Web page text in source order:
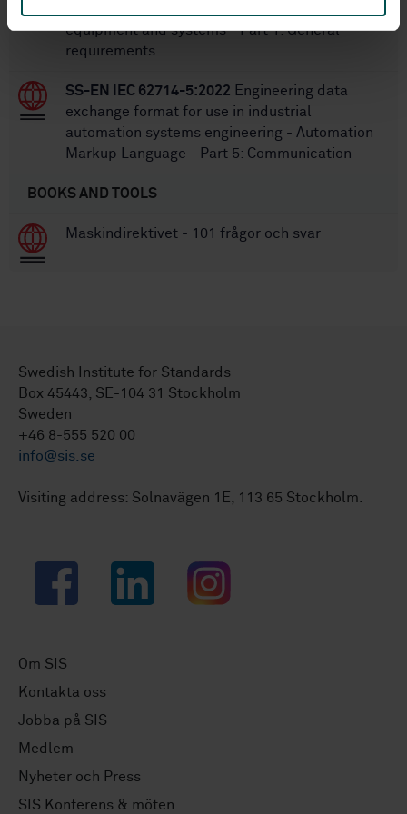
equipment and systems - Part 1: General
requirements
SS-EN IEC 62714-5:2022 Engineering data
exchange format for use in industrial
automation systems engineering - Automation
Markup Language - Part 5: Communication
BOOKS AND TOOLS
Maskindirektivet - 101 frågor och svar
Swedish Institute for Standards
Box 45443, SE-104 31 Stockholm
Sweden
+46 8-555 520 00
info@sis.se
Visiting address: Solnavägen 1E, 113 65 Stockholm.
Facebook LinkedIn Instagram
Om SIS
Kontakta oss
Jobba på SIS
Medlem
Nyheter och Press
SIS Konferens & möten